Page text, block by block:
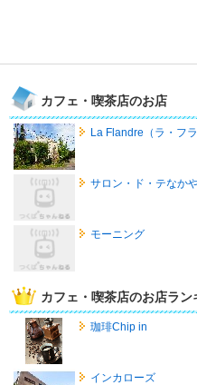
カフェ・喫茶店のお店
La Flandre（ラ・フラ
サロン・ド・テなか
モーニング
カフェ・喫茶店のお店ラン
珈琲Chip in
インカローズ